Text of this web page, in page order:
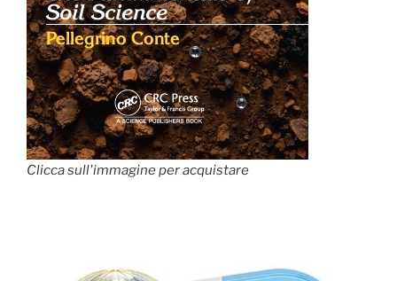
Clicca sull'immagine per acquistare